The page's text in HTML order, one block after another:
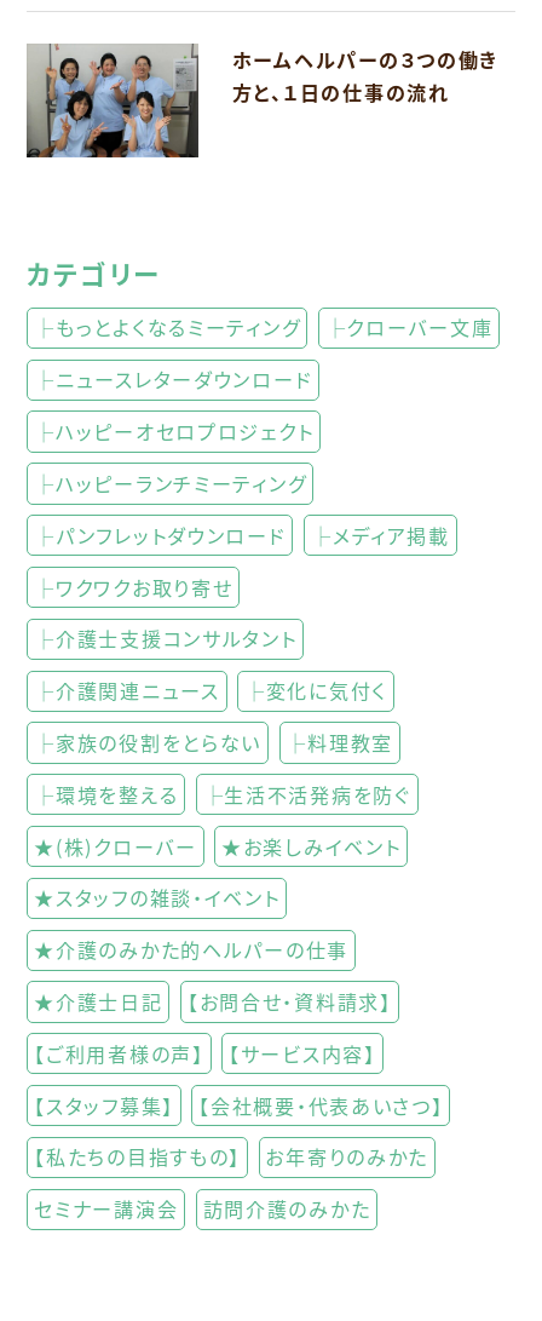
ホームヘルパーの３つの働き
方と、１日の仕事の流れ
カテゴリー
├もっとよくなるミーティング
├クローバー文庫
├ニュースレターダウンロード
├ハッピーオセロプロジェクト
├ハッピーランチミーティング
├パンフレットダウンロード
├メディア掲載
├ワクワクお取り寄せ
├介護士支援コンサルタント
├介護関連ニュース
├変化に気付く
├家族の役割をとらない
├料理教室
├環境を整える
├生活不活発病を防ぐ
★(株)クローバー
★お楽しみイベント
★スタッフの雑談・イベント
★介護のみかた的ヘルパーの仕事
★介護士日記
【お問合せ・資料請求】
【ご利用者様の声】
【サービス内容】
【スタッフ募集】
【会社概要・代表あいさつ】
【私たちの目指すもの】
お年寄りのみかた
セミナー講演会
訪問介護のみかた